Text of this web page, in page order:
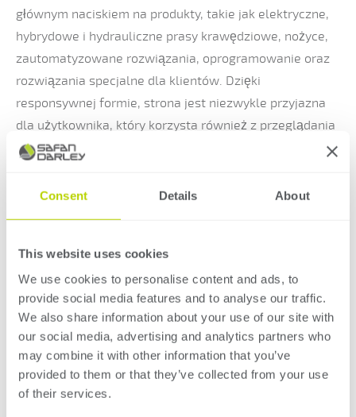
Consent Details About
This website uses cookies
We use cookies to personalise content and ads, to
provide social media features and to analyse our traffic.
We also share information about your use of our site with
our social media, advertising and analytics partners who
may combine it with other information that you’ve
provided to them or that they’ve collected from your use
of their services.
głównym naciskiem na produkty, takie jak elektryczne,
hybrydowe i hydrauliczne prasy krawędziowe, nożyce,
zautomatyzowane rozwiązania, oprogramowanie oraz
rozwiązania specjalne dla klientów. Dzięki
responsywnej formie, strona jest niezwykle przyjazna
dla użytkownika, który korzysta również z przeglądania
witryny za pomocą telefonu lub tabletu. Znajdują się tu
nowościach.
Firma ABH Maszyny odpowiada za klientów z północno-
zachodniej Polski, natomiast firma Nixxon Steel
odpowiada za klientów z południowo-wschodniej Polski.
Firma ABH Maszyny istnieje na rynku maszynowym od
ponad 25 lat i specjalizuje się w dostawach maszyn w
technologiach formowania, jak również oferuje
narzędzia do pras krawędziowych. Firma Nixxon Steel